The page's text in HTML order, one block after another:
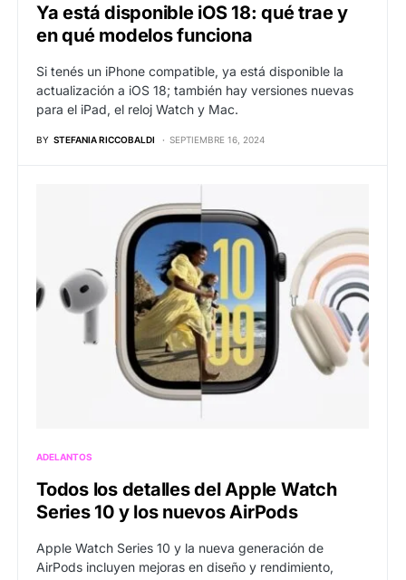
Ya está disponible iOS 18: qué trae y
en qué modelos funciona
Si tenés un iPhone compatible, ya está disponible la
actualización a iOS 18; también hay versiones nuevas
para el iPad, el reloj Watch y Mac.
BY STEFANIA RICCOBALDI SEPTIEMBRE 16, 2024
ADELANTOS
Todos los detalles del Apple Watch
Series 10 y los nuevos AirPods
Apple Watch Series 10 y la nueva generación de
AirPods incluyen mejoras en diseño y rendimiento,